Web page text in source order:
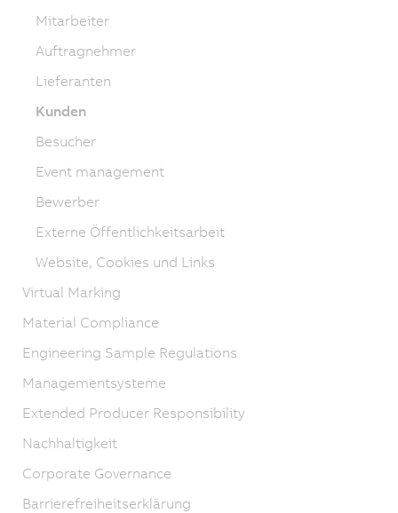
Mitarbeiter
Auftragnehmer
Lieferanten
Kunden
Besucher
Event management
Bewerber
Externe Öffentlichkeitsarbeit
Website, Cookies und Links
Virtual Marking
Material Compliance
Engineering Sample Regulations
Managementsysteme
Extended Producer Responsibility
Nachhaltigkeit
Corporate Governance
Barrierefreiheitserklärung